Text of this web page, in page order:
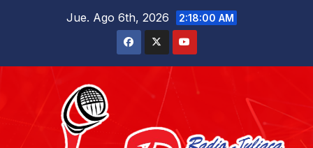
Jue. Ago 6th, 2026 2:18:01 AM